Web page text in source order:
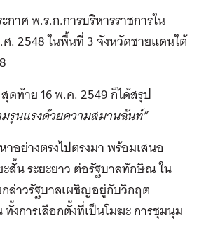
าศ พ.ร.ก.การบริหารราชการใน
. 2548 ในพื้นที่ 3 จังหวัดชายแดนใต้
ดท้าย 16 พ.ค. 2549 ก็ได้สรุป
มรุนแรงด้วยความสมานฉันท์”
อย่างตรงไปตรงมา พร้อมเสนอ
สั้น ระยะยาว ต่อรัฐบาลทักษิณ ใน
ล่าวรัฐบาลเผชิญอยู่กับวิกฤต
งการเลือกตั้งที่เป็นโมฆะ การชุมนุม